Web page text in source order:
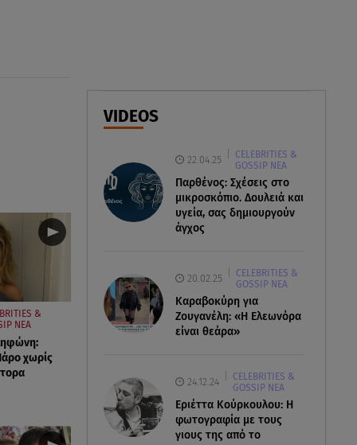
διάσωση 15χρονης από
δύσβατο φαράγγι
06.08.26 , 19:44
Πότε δεν επιβάλλεται φόρος
κληρονομιάς σε τραπεζικές
καταθέσεις
VIDEOS
22.04.25
CELEBRITIES &
GOSSIP ΝΕΑ
Παρθένος: Σχέσεις στο
μικροσκόπιο. Δουλειά και
υγεία, σας δημιουργούν
άγχος
20.02.25
CELEBRITIES &
GOSSIP ΝΕΑ
Καραβοκύρη για
Ζουγανέλη: «Η Ελεωνόρα
είναι θεάρα»
24.12.24
CELEBRITIES &
GOSSIP ΝΕΑ
Εριέττα Κούρκουλου: Η
φωτογραφία με τους
γιους της από το
&
ΝΕΑ
χωρίς